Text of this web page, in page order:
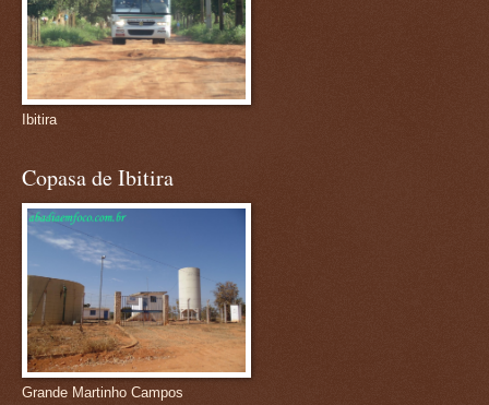
Ibitira
Copasa de Ibitira
Grande Martinho Campos